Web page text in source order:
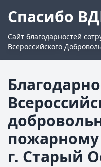
Спасибо
Сайт благодарностей
Всероссийского
г. Старый